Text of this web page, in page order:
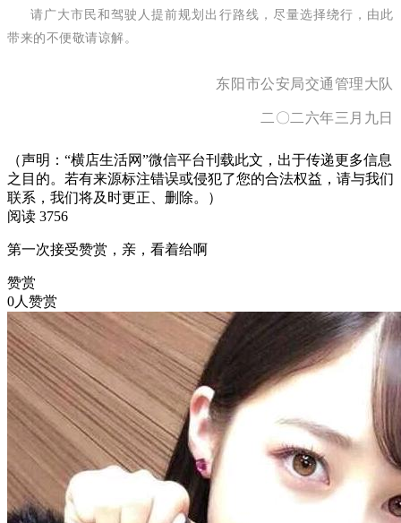
请广大市民和驾驶人提前规划出行路线，尽量选择绕行，由此
带来的不便敬请谅解。
东阳市公安局交通管理大队
二〇二六年三月九日
（声明：“横店生活网”微信平台刊载此文，出于传递更多信息
之目的。若有来源标注错误或侵犯了您的合法权益，请与我们
联系，我们将及时更正、删除。）
阅读 3756
第一次接受赞赏，亲，看着给啊
赞赏
0人赞赏